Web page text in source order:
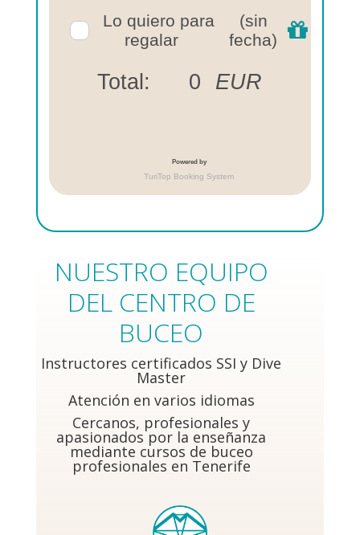
NUESTRO EQUIPO
DEL CENTRO DE
BUCEO
Instructores certificados SSI y Dive
Master
Atención en varios idiomas
Cercanos, profesionales y
apasionados por la enseñanza
mediante cursos de buceo
profesionales en Tenerife